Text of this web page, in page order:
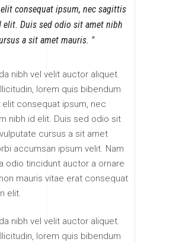
consequat ipsum, nec sagittis
elit. Duis sed odio sit amet nibh
a sit amet mauris.
nibh vel velit auctor aliquet.
lorem quis bibendum
elit consequat ipsum, nec
nibh id elit. Duis sed odio sit
cursus a sit amet
accumsan ipsum velit. Nam
odio tincidunt auctor a ornare
mauris vitae erat consequat
elit.
nibh vel velit auctor aliquet.
lorem quis bibendum